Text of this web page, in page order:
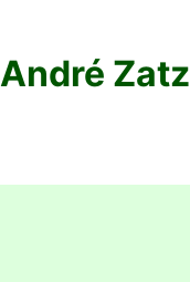
André Zatz